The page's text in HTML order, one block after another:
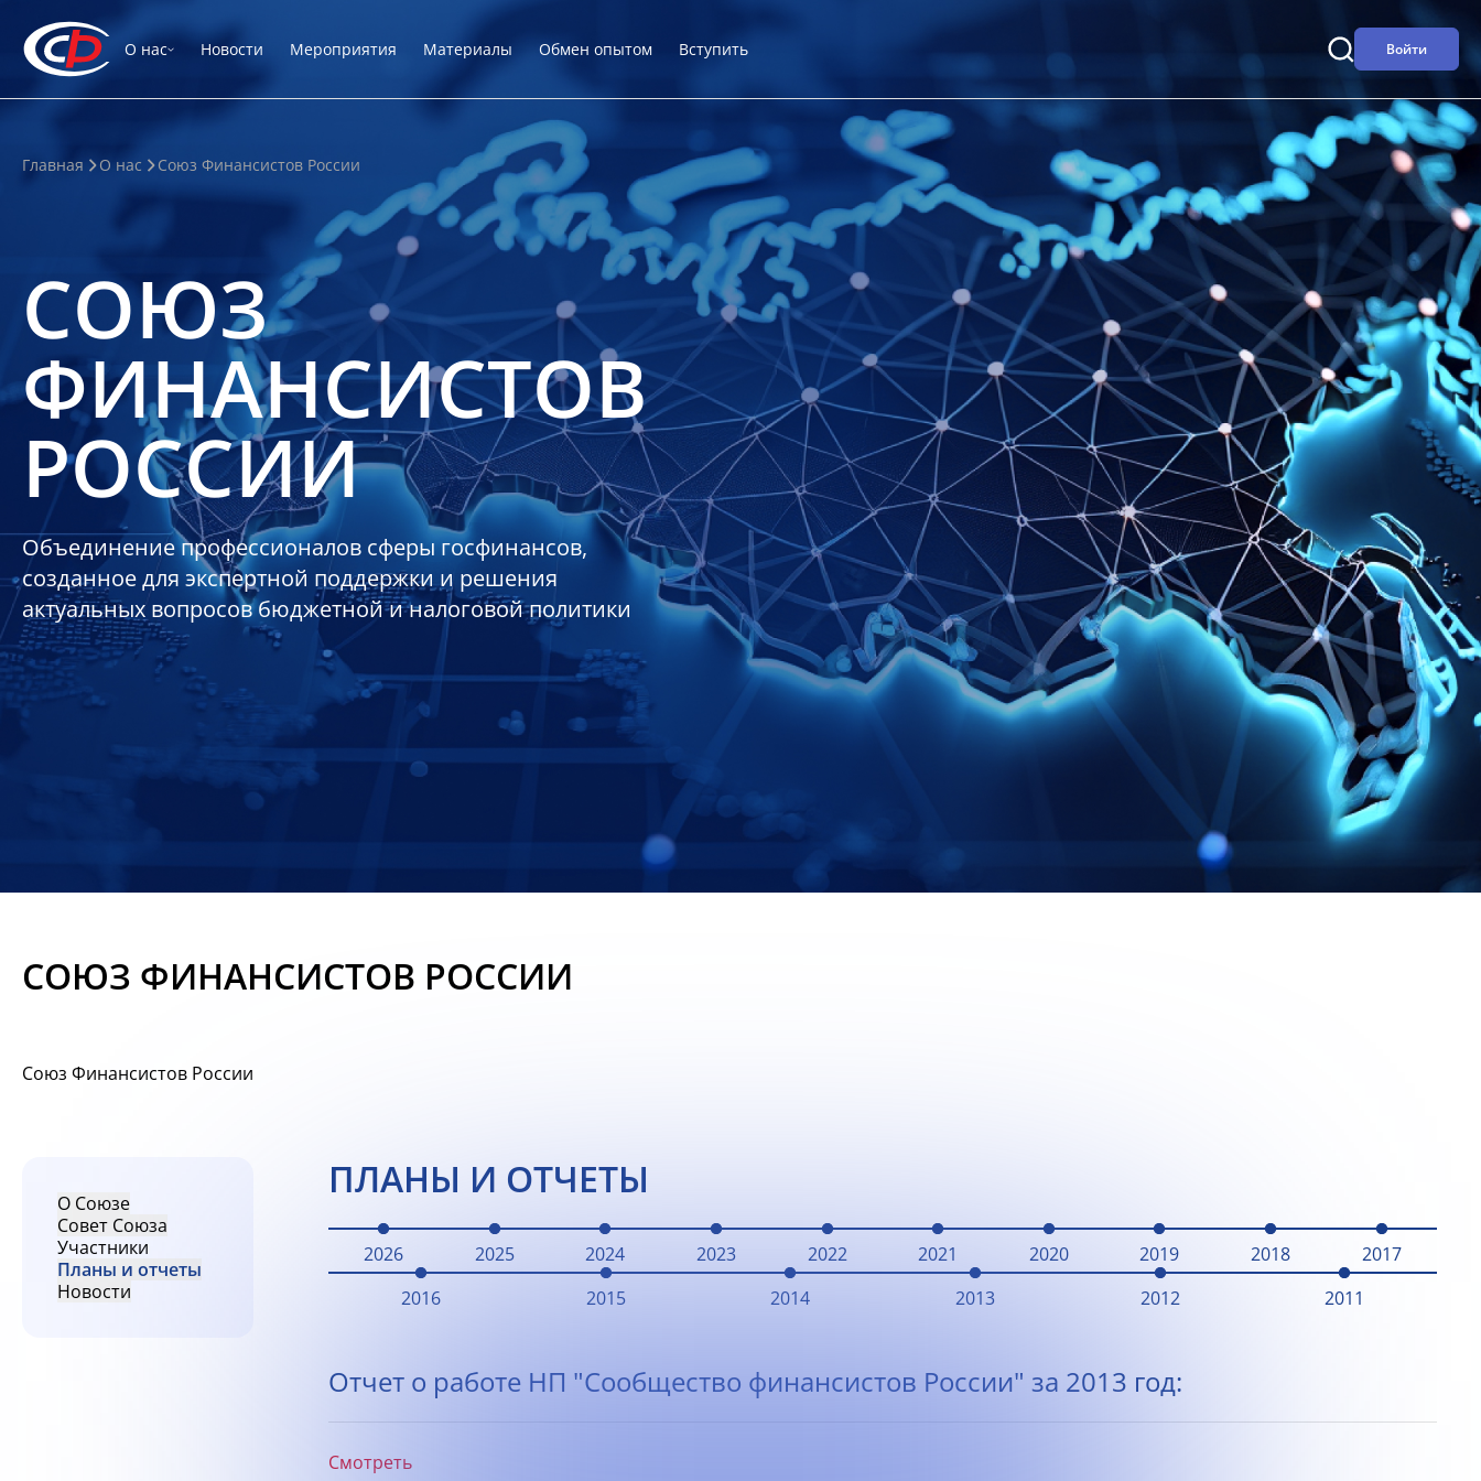
О нас Новости Мероприятия Материалы Обмен опытом Вступить Войти
Главная О нас Союз Финансистов России
СОЮЗ
ФИНАНСИСТОВ
РОССИИ
Объединение профессионалов сферы госфинансов,
созданное для экспертной поддержки и решения
актуальных вопросов бюджетной и налоговой политики
СОЮЗ ФИНАНСИСТОВ РОССИИ
Союз Финансистов России
О Союзе
Совет Союза
Участники
Планы и отчеты
Новости
ПЛАНЫ И ОТЧЕТЫ
2026 2025 2024 2023 2022 2021 2020 2019 2018
2017
2016
2015 2014 2013 2012 2011
Отчет о работе НП "Сообщество финансистов России" за 2013 год:
Смотреть